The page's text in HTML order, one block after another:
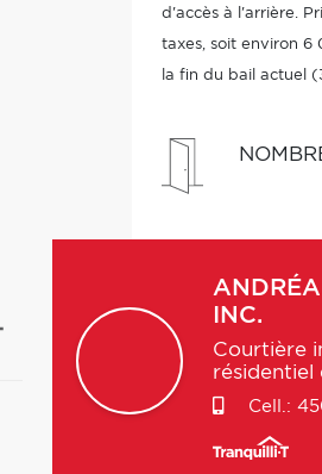
d'accès à l'arrière.
taxes, soit environ 6
la fin du bail actuel
ANDRÉA
INC.
Courtière
résidentiel
Cell.: